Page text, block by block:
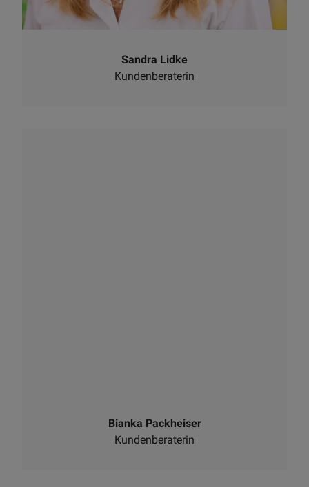
Sandra Lidke
Kundenberaterin
Bianka Packheiser
Kundenberaterin